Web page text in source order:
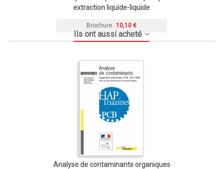
extraction liquide-liquide
Brochure 10,10 €
Ils ont aussi acheté
Analyse de contaminants organiques